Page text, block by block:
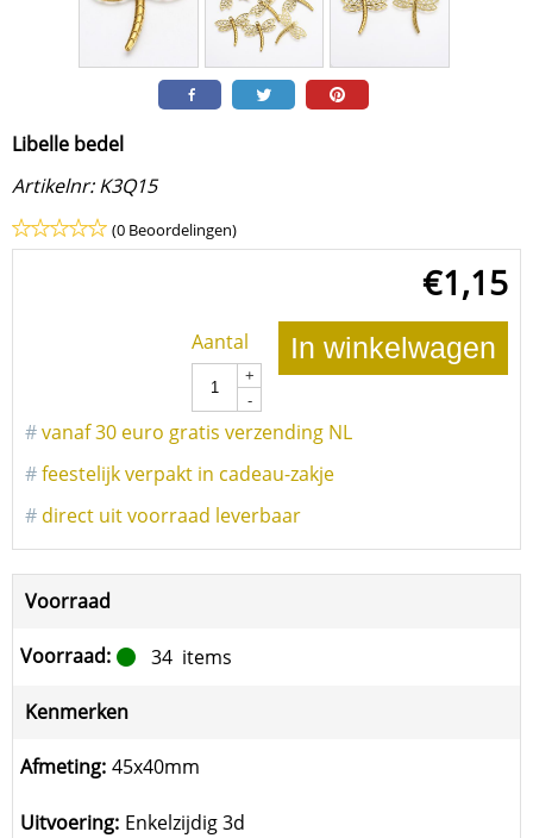
Libelle bedel
Artikelnr: K3Q15
(0 Beoordelingen)
€1,15
Aantal
+
-
In winkelwagen
#vanaf 30 euro gratis verzending NL
#feestelijk verpakt in cadeau-zakje
# direct uit voorraad leverbaar
Voorraad
Voorraad: 34 items
Kenmerken
Afmeting: 45x40mm
Uitvoering: Enkelzijdig 3d